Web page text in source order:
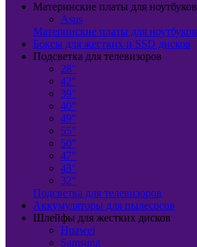
Материнские платы для ноутбуков
Asus
Материнские платы для ноутбуков
Боксы для жестких и SSD дисков
Подсветка для телевизоров
28"
42"
39"
40"
49"
55"
50"
47"
43"
32"
Подсветка для телевизоров
Аккумуляторы для пылесосов
Шлейфы для жестких дисков
Huawei
Samsung